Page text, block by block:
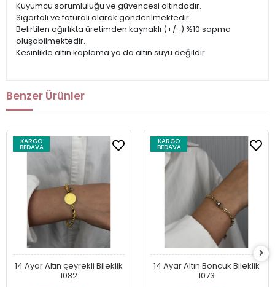
Kuyumcu sorumluluğu ve güvencesi altındadır.
Sigortalı ve faturalı olarak gönderilmektedir.
Belirtilen ağırlıkta üretimden kaynaklı (+/-) %10 sapma
oluşabilmektedir.
Kesinlikle altın kaplama ya da altın suyu değildir.
Benzer Ürünler
KARGO
BEDAVA
14 Ayar Altın çeyrekli Bileklik
1082
KARGO
BEDAVA
14 Ayar Altın Boncuk Bileklik
1073